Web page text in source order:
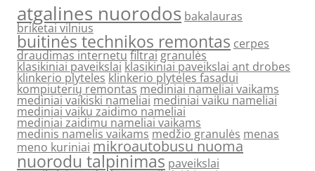
atgalines nuorodos bakalauras
briketai vilnius
buitinės technikos remontas cerpes
draudimas internetufiltraigranulės
klasikiniai paveikslai klasikiniai paveikslai ant drobes
klinkerio plyteles klinkerio plyteles fasadui
kompiuterių remontas mediniai nameliai vaikams
mediniai vaikiski nameliai mediniai vaiku nameliai
mediniai vaiku zaidimo nameliai
mediniai zaidimu nameliai vaikams
medinis namelis vaikams medžio granulės menas
meno kuriniai mikroautobusu nuoma
nuorodu talpinimas paveikslai